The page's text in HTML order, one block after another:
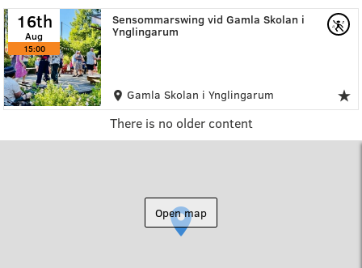
Sensommarswing vid Gamla Skolan i
Ynglingarum
16th
Aug
15:00
Gamla Skolan i Ynglingarum
There is no older content
Open map